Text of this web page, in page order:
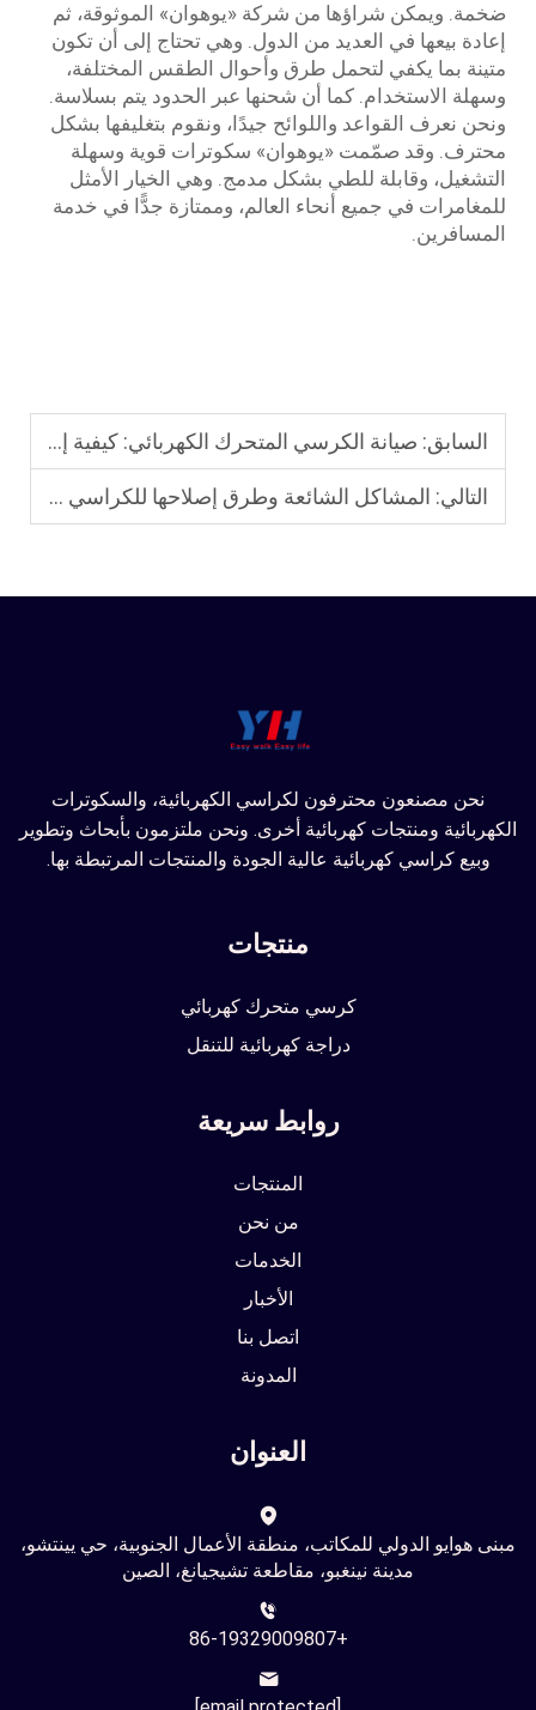
ضخمة. ويمكن شراؤها من شركة «يوهوان» الموثوقة، ثم
إعادة بيعها في العديد من الدول. وهي تحتاج إلى أن تكون
متينة بما يكفي لتحمل طرق وأحوال الطقس المختلفة،
وسهلة الاستخدام. كما أن شحنها عبر الحدود يتم بسلاسة.
ونحن نعرف القواعد واللوائح جيدًا، ونقوم بتغليفها بشكل
محترف. وقد صمّمت «يوهوان» سكوترات قوية وسهلة
التشغيل، وقابلة للطي بشكل مدمج. وهي الخيار الأمثل
للمغامرات في جميع أنحاء العالم، وممتازة جدًّا في خدمة
المسافرين.
السابق: صيانة الكرسي المتحرك الكهربائي: كيفية إطالة عمر البطارية والكرسي المتحرك
التالي: المشاكل الشائعة وطرق إصلاحها للكراسي المتحركة الكهربائية المستخدمة في الأماكن المفتوحة
نحن مصنعون محترفون لكراسي الكهربائية، والسكوترات
الكهربائية ومنتجات كهربائية أخرى. ونحن ملتزمون بأبحاث وتطوير
وبيع كراسي كهربائية عالية الجودة والمنتجات المرتبطة بها.
منتجات
كرسي متحرك كهربائي
دراجة كهربائية للتنقل
روابط سريعة
المنتجات
من نحن
الخدمات
الأخبار
اتصل بنا
المدونة
العنوان
مبنى هوايو الدولي للمكاتب، منطقة الأعمال الجنوبية، حي يينتشو،
مدينة نينغبو، مقاطعة تشيجيانغ، الصين
+86-19329009807